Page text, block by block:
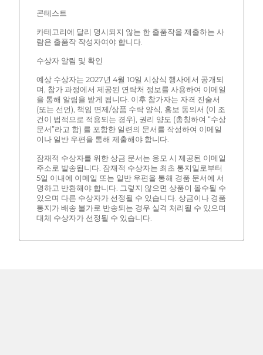
콘테스트
카테고리에 달리 명시되지 않는 한 출품작을 제출하는 사
람은 출품작 작성자여야 합니다.
수상자 알림 및 확인
예상 수상자는 2027년 4월 10일 시상식 행사에서 공개되
며, 참가 과정에서 제공된 연락처 정보를 사용하여 이메일
을 통해 알림을 받게 됩니다. 이후 참가자는 자격 진술서
(또는 선언), 책임 면제/상품 수락 양식, 홍보 동의서 (이 조
건이 법적으로 적용되는 경우), 권리 양도 (총칭하여 “수상
문서”라고 함) 를 포함한 일련의 문서를 작성하여 이메일
이나 일반 우편을 통해 제출해야 합니다.
잠재적 수상자를 위한 상금 문서는 응모 시 제공된 이메일
주소로 발송됩니다. 잠재적 수상자는 최초 통지일로부터
5일 이내에 이메일 또는 일반 우편을 통해 경품 문서에 서
명하고 반환해야 합니다. 그렇지 않으면 상품이 몰수될 수
있으며 다른 수상자가 선정될 수 있습니다. 상금이나 경품
통지가 배송 불가로 반송되는 경우 실격 처리될 수 있으며
대체 수상자가 선정될 수 있습니다.